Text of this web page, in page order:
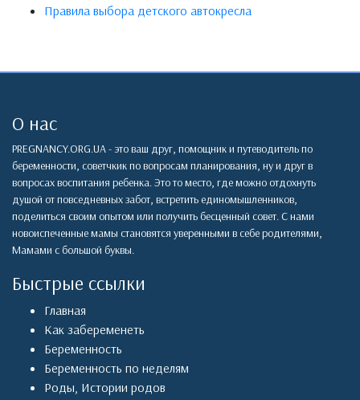
Правила выбора детского автокресла
О нас
PREGNANCY.ORG.UA - это ваш друг, помощник и путеводитель по
беременности, советчкик по вопросам планирования, ну и друг в
вопросах воспитания ребенка. Это то место, где можно отдохнуть
душой от повседневных забот, встретить единомышленников,
поделиться своим опытом или получить бесценный совет. С нами
новоиспеченные мамы становятся уверенными в себе родителями,
Мамами с большой буквы.
Быстрые ссылки
Главная
Как забеременеть
Беременность
Беременность по неделям
Роды Истории родов